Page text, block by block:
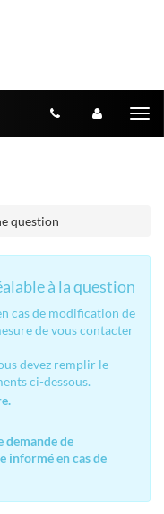
question
à la question
cas de modification de
de vous contacter
devez remplir le
ci-dessous.
demande de
informé en cas de